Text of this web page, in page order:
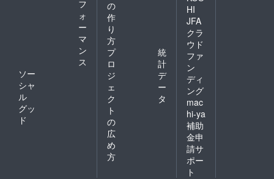
フ
ォ
ー
マ
ン
ス
ソー
シャ
ル
グッ
ド
の
作
り
方
プ
ロ
ジ
ェ
ク
ト
の
広
め
方
統
計
デ
ー
タ
HI
JFA
クラ
ウド
ファ
ン
ディ
ング
mac
hi-ya
補助
金申
請サ
ポー
ト